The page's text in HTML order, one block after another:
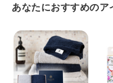
あなたにおすすめのア